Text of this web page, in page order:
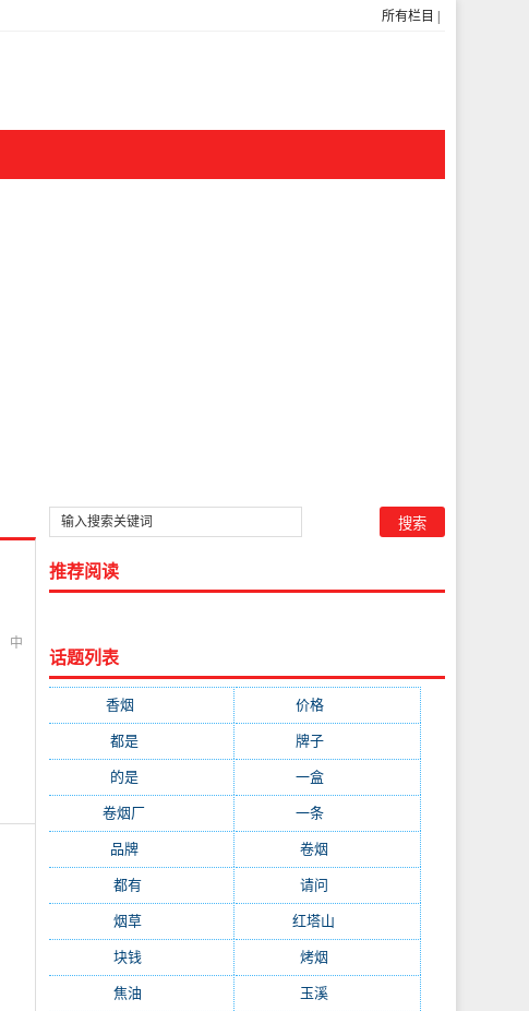
所有栏目
中
推荐阅读
话题列表
香烟 价格
都是(232) 牌子
的是(164) 一盒
卷烟厂 一条
品牌(111) 卷烟
都有 请问
烟草 红塔山
块钱 烤烟
焦油 玉溪(73)